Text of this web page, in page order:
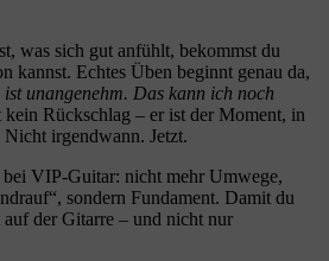
was sich gut anfühlt, bekommst du
kannst. Echtes Üben beginnt genau da,
ist unangenehm. Das kann ich noch
Rückschlag – er ist der Moment, in
irgendwann. Jetzt.
bei VIP-Guitar: nicht mehr Umwege,
sondern Fundament. Damit du
der Gitarre – und nicht nur